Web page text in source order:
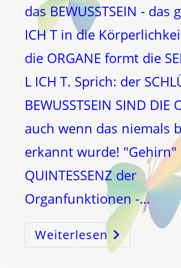
das BEWUSSTSEIN - das
ICH T in die
die ORGANE formt die
L ICH T. Sprich: der
BEWUSSTSEIN SIND DIE
auch wenn das niemals
erkannt wurde! "Gehirn"
QUINTESSENZ der
Organfunktionen -…
Weiterlesen ORGANE
=